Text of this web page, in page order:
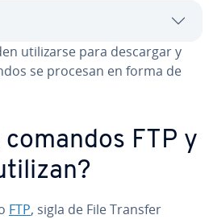
uti­li­zar­se para descargar y
se procesan en forma de
comandos FTP y
FTP, sigla de File Transfer